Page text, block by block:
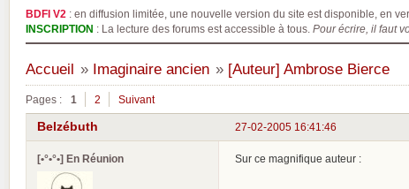
BDFI V2 : en diffusion limitée, une nouvelle version du site est disponible, en
INSCRIPTION : La lecture des forums est accessible à tous. Pour écrire, il faut
Accueil » Imaginaire ancien » [Auteur] Ambrose Bierce
Pages : 1 2 Suivant
27-02-2005 16:41:46
Belzébuth
[•°•°•] En Réunion Sur ce magnifique auteur :